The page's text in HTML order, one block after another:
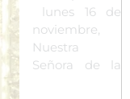
lunes 16 de
noviembre,
Nuestra
Señora de la